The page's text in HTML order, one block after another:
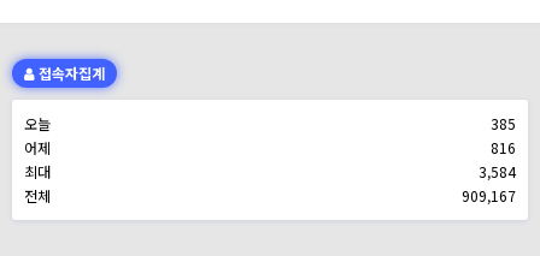
접속자집계
오늘
385
어제
816
최대
3,584
전체
909,167